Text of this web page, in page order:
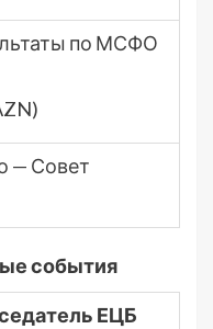
по МСФО
— Совет
события
ЕЦБ